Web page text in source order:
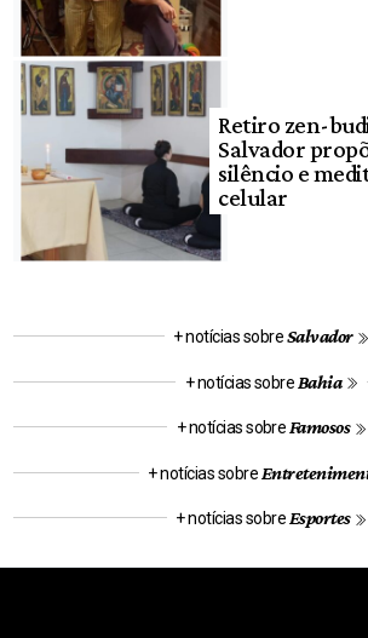
Retiro zen-
Salvador
silêncio e
celular
+ notícias sobreSalvador
+ notícias sobre Bahia
+ notícias sobre Famosos
+ notícias sobre
+ notícias sobre Esportes